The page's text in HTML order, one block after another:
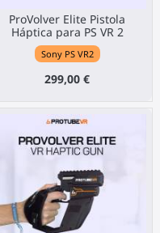
ProVolver Elite Pistola
Háptica para PS VR 2
Sony PS VR2
299,00 €